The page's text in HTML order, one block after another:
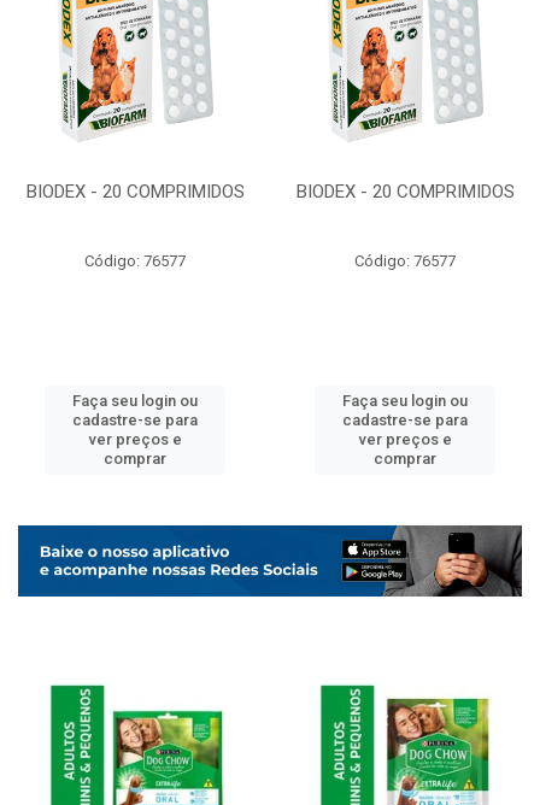
BIODEX - 20 COMPRIMIDOS
Código: 76577
Faça seu login ou
cadastre-se para
ver preços e
comprar
BIODEX - 20 COMPRIMIDOS
Código: 76577
Faça seu login ou
cadastre-se para
ver preços e
comprar